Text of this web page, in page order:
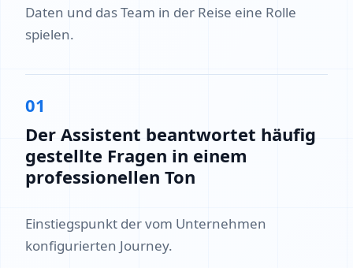
Daten und das Team in der Reise eine Rolle
spielen.
01
Der Assistent beantwortet häufig
gestellte Fragen in einem
professionellen Ton
Einstiegspunkt der vom Unternehmen
konfigurierten Journey.